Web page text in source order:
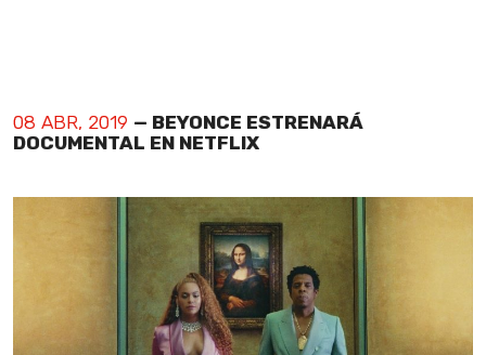
08 ABR, 2019 — BEYONCE ESTRENARÁ
DOCUMENTAL EN NETFLIX